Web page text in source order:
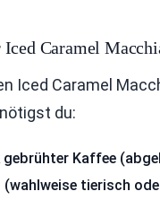
Caramel
Iced Caramel
du:
Kaffee
(wahlweise tierisch